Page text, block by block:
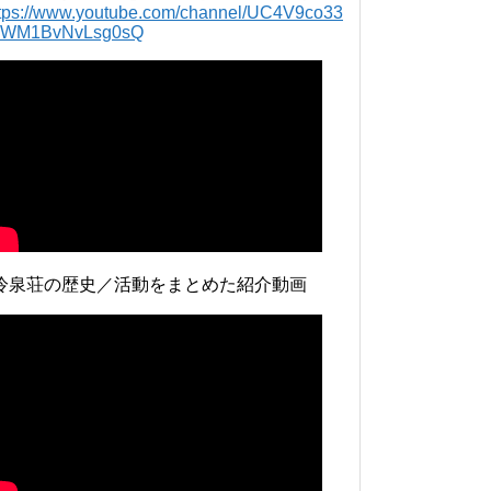
www.youtube.com/channel/UC4V9co33
泉荘の歴史／活動をまとめた紹介動画